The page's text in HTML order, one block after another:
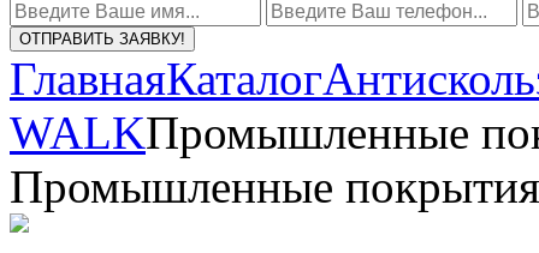
ОТПРАВИТЬ ЗАЯВКУ!
ГлавнаяКаталог
WALKПромышленные
Промышленные